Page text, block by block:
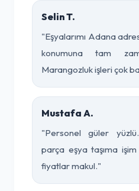
Selin T.
"Eşyalarımı Adana
konumuna tam
Marangozluk işleri çok
Mustafa A.
"Personel güler
parça eşya taşıma işim
fiyatlar makul."